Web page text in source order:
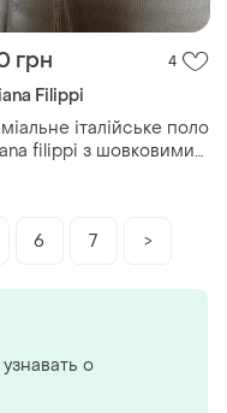
грн 4
Filippi
італійське поло
filippi з шовковими
(100% оригінал,
6 7 >
о